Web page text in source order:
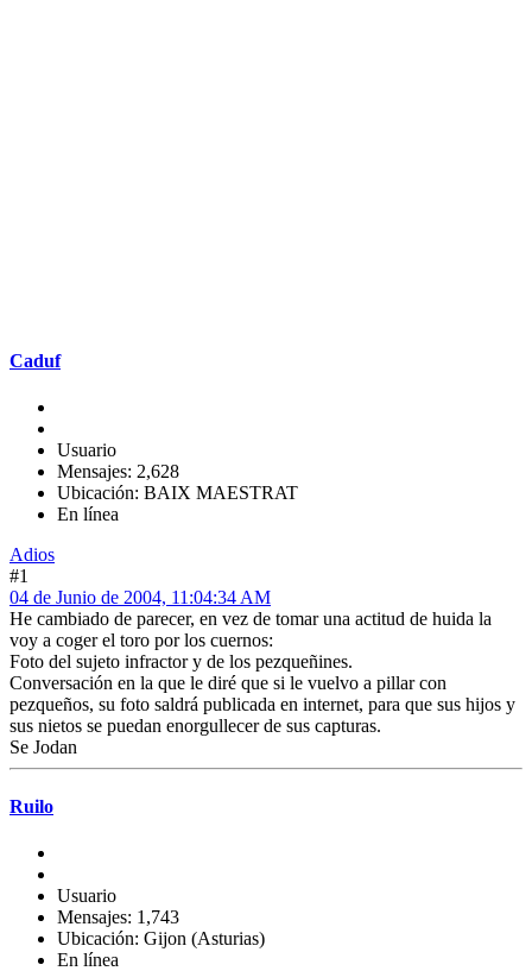
Caduf
Usuario
Mensajes: 2,628
Ubicación: BAIX MAESTRAT
En línea
Adios
#1
04 de Junio de 2004, 11:04:34 AM
He cambiado de parecer, en vez de tomar una actitud de huida la
voy a coger el toro por los cuernos:
Foto del sujeto infractor y de los pezqueñines.
Conversación en la que le diré que si le vuelvo a pillar con
pezqueños, su foto saldrá publicada en internet, para que sus hijos y
sus nietos se puedan enorgullecer de sus capturas.
Se Jodan
Ruilo
Usuario
Mensajes: 1,743
Ubicación: Gijon (Asturias)
En línea